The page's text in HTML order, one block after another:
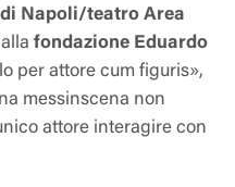
Napoli/teatro Area
fondazione Eduardo
per attore cum figuris»,
messinscena non
attore interagire con